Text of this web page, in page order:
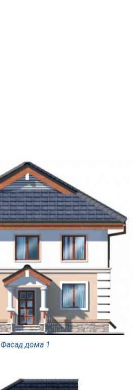
Фасад дома 1